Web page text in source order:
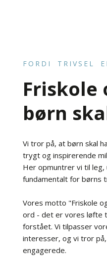
FORDI TRIVSEL
Friskole
børn
​Vi tror på, at børn skal
trygt og inspirerende
Her opmuntrer vi til
fundamentalt for børns
Vores motto "Friskole
ord - det er vores løfte
forstået. Vi tilpasser
interesser, og vi tror
engagerede.​